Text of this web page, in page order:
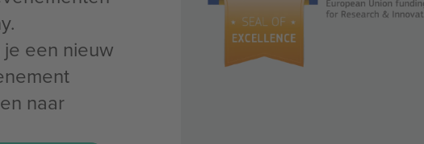
een nieuw
naar